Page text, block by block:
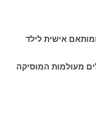
אישית לילד
מעולמות המוסיקה